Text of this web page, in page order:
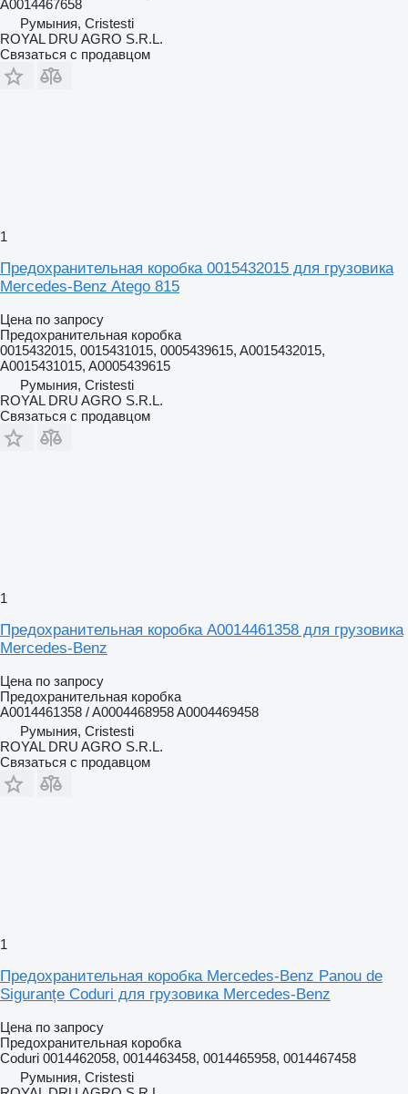
A0014467658
Румыния, Cristesti
ROYAL DRU AGRO S.R.L.
Связаться с продавцом
1
Предохранительная коробка 0015432015 для грузовика
Mercedes-Benz Atego 815
Цена по запросу
Предохранительная коробка
0015432015, 0015431015, 0005439615, A0015432015,
A0015431015, A0005439615
Румыния, Cristesti
ROYAL DRU AGRO S.R.L.
Связаться с продавцом
1
Предохранительная коробка A0014461358 для грузовика
Mercedes-Benz
Цена по запросу
Предохранительная коробка
A0014461358 / A0004468958 A0004469458
Румыния, Cristesti
ROYAL DRU AGRO S.R.L.
Связаться с продавцом
1
Предохранительная коробка Mercedes-Benz Panou de
Siguranțe Coduri для грузовика Mercedes-Benz
Цена по запросу
Предохранительная коробка
Coduri 0014462058, 0014463458, 0014465958, 0014467458
Румыния, Cristesti